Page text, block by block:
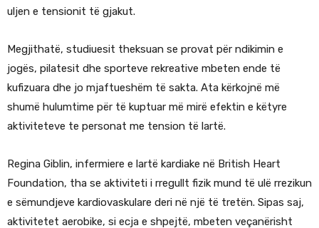
uljen e tensionit të gjakut.
Megjithatë, studiuesit theksuan se provat për ndikimin e
jogës, pilatesit dhe sporteve rekreative mbeten ende të
kufizuara dhe jo mjaftueshëm të sakta. Ata kërkojnë më
shumë hulumtime për të kuptuar më mirë efektin e këtyre
aktiviteteve te personat me tension të lartë.
Regina Giblin, infermiere e lartë kardiake në British Heart
Foundation, tha se aktiviteti i rregullt fizik mund të ulë rrezikun
e sëmundjeve kardiovaskulare deri në një të tretën. Sipas saj,
aktivitetet aerobike, si ecja e shpejtë, mbeten veçanërisht